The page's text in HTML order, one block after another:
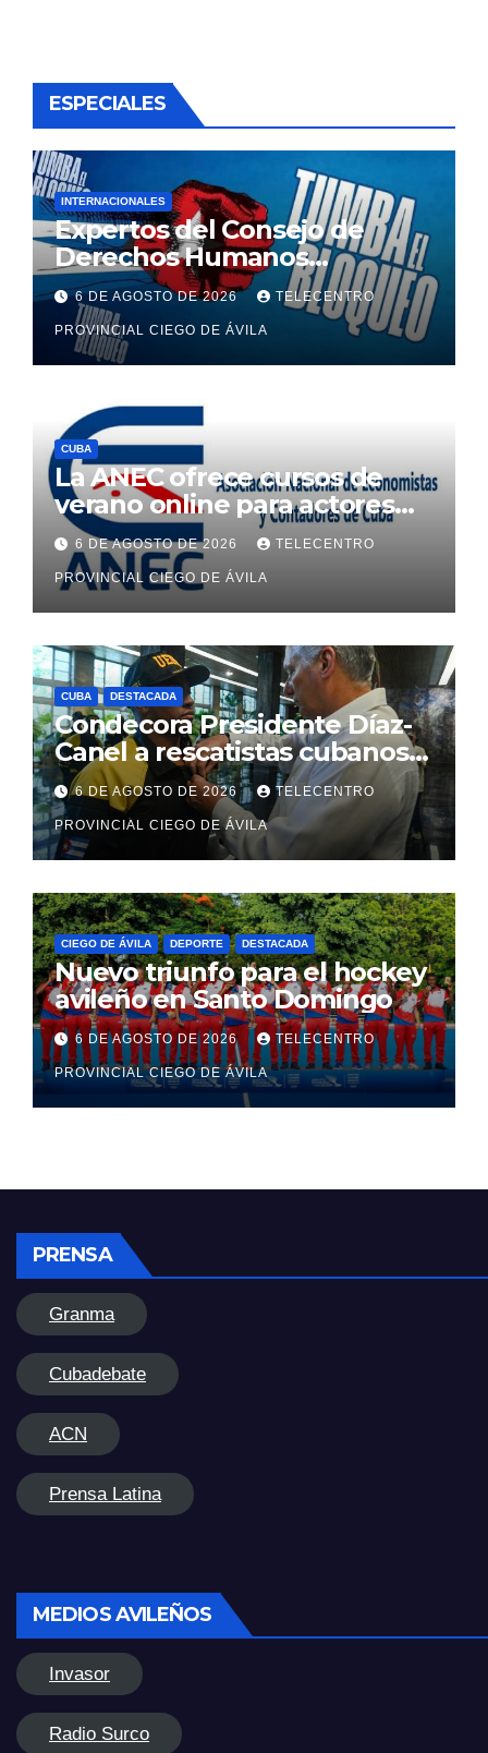
ESPECIALES
INTERNACIONALES
Expertos del Consejo de
Derechos Humanos
condenan cerco de Estados
Unidos a Cuba
6 DE AGOSTO DE 2026 TELECENTRO
PROVINCIAL CIEGO DE ÁVILA
CUBA
La ANEC ofrece cursos de
verano online para actores
económicos y estatales
6 DE AGOSTO DE 2026 TELECENTRO
PROVINCIAL CIEGO DE ÁVILA
CUBA DESTACADA
Condecora Presidente Díaz-
Canel a rescatistas cubanos
que ayudaron en Venezuela
6 DE AGOSTO DE 2026 TELECENTRO
PROVINCIAL CIEGO DE ÁVILA
CIEGO DE ÁVILA DEPORTE DESTACADA
Nuevo triunfo para el hockey
avileño en Santo Domingo
6 DE AGOSTO DE 2026 TELECENTRO
PROVINCIAL CIEGO DE ÁVILA
PRENSA
Granma
Cubadebate
ACN
Prensa Latina
MEDIOS AVILEÑOS
Invasor
Radio Surco